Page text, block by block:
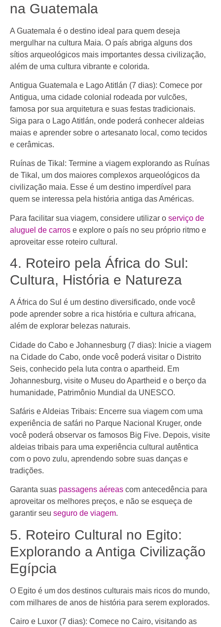
na Guatemala
A Guatemala é o destino ideal para quem deseja
mergulhar na cultura Maia. O país abriga alguns dos
sítios arqueológicos mais importantes dessa civilização,
além de uma cultura vibrante e colorida.
Antigua Guatemala e Lago Atitlán (7 dias): Comece por
Antigua, uma cidade colonial rodeada por vulcões,
famosa por sua arquitetura e suas festas tradicionais.
Siga para o Lago Atitlán, onde poderá conhecer aldeias
maias e aprender sobre o artesanato local, como tecidos
e cerâmicas.
Ruínas de Tikal: Termine a viagem explorando as Ruínas
de Tikal, um dos maiores complexos arqueológicos da
civilização maia. Esse é um destino imperdível para
quem se interessa pela história antiga das Américas.
Para facilitar sua viagem, considere utilizar o serviço de
aluguel de carros e explore o país no seu próprio ritmo e
aproveitar esse roteiro cultural.
4. Roteiro pela África do Sul:
Cultura, História e Natureza
A África do Sul é um destino diversificado, onde você
pode aprender sobre a rica história e cultura africana,
além de explorar belezas naturais.
Cidade do Cabo e Johannesburg (7 dias): Inicie a viagem
na Cidade do Cabo, onde você poderá visitar o Distrito
Seis, conhecido pela luta contra o apartheid. Em
Johannesburg, visite o Museu do Apartheid e o berço da
humanidade, Patrimônio Mundial da UNESCO.
Safáris e Aldeias Tribais: Encerre sua viagem com uma
experiência de safári no Parque Nacional Kruger, onde
você poderá observar os famosos Big Five. Depois, visite
aldeias tribais para uma experiência cultural autêntica
com o povo zulu, aprendendo sobre suas danças e
tradições.
Garanta suas passagens aéreas com antecedência para
aproveitar os melhores preços, e não se esqueça de
garantir seu seguro de viagem.
5. Roteiro Cultural no Egito:
Explorando a Antiga Civilização
Egípcia
O Egito é um dos destinos culturais mais ricos do mundo,
com milhares de anos de história para serem explorados.
Cairo e Luxor (7 dias): Comece no Cairo, visitando as